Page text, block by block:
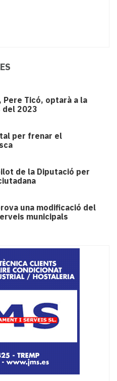
Ticó, optarà a la
del 2023
per frenar el
de la Diputació per
una modificació del
municipals